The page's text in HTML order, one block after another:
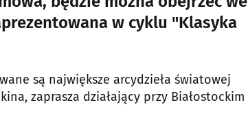
w cyklu "Klasyka
są największe arcydzieła światowej
zaprasza działający przy Białostockim